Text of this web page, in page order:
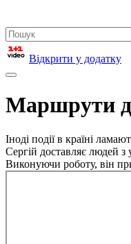
Відкрити у додатку
Маршрути
Іноді події в країні
Сергій доставляє людей з
Виконуючи роботу, він